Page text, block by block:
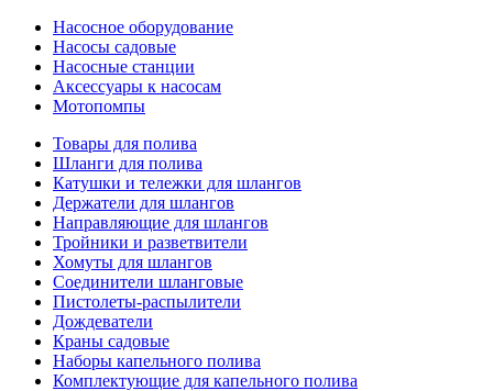
Насосное оборудование
Насосы садовые
Насосные станции
Аксессуары к насосам
Мотопомпы
Товары для полива
Шланги для полива
Катушки и тележки для шлангов
Держатели для шлангов
Направляющие для шлангов
Тройники и разветвители
Хомуты для шлангов
Соединители шланговые
Пистолеты-распылители
Дождеватели
Краны садовые
Наборы капельного полива
Комплектующие для капельного полива